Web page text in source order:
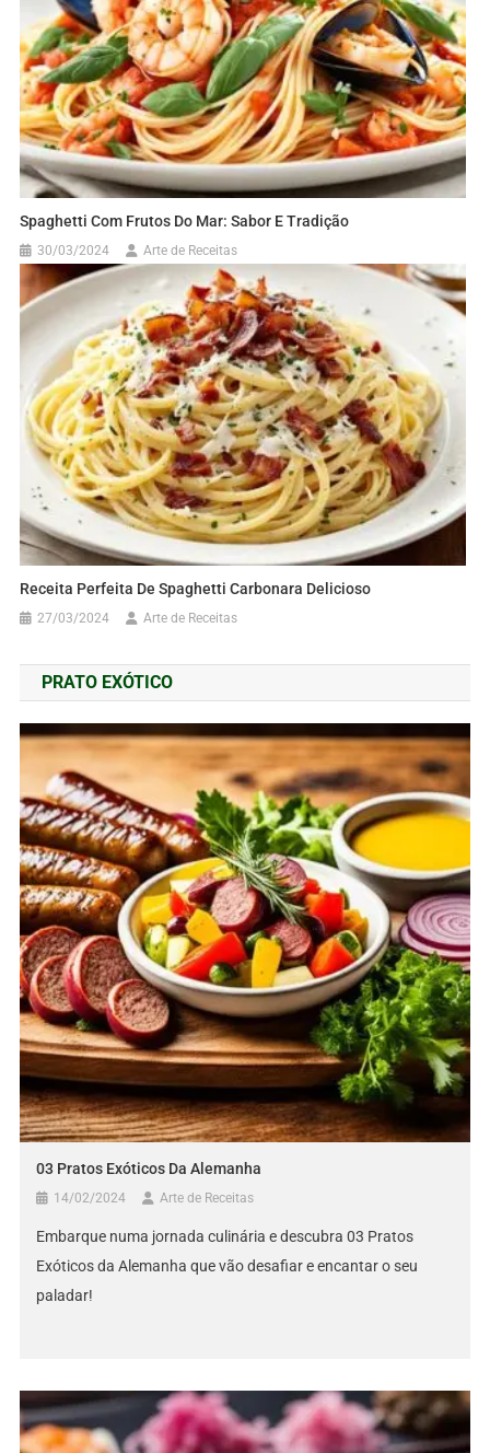
Spaghetti Com Frutos Do Mar: Sabor E Tradição
30/03/2024 Arte de Receitas
Receita Perfeita De Spaghetti Carbonara Delicioso
27/03/2024 Arte de Receitas
PRATO EXÓTICO
03 Pratos Exóticos Da Alemanha
14/02/2024 Arte de Receitas
Embarque numa jornada culinária e descubra 03 Pratos
Exóticos da Alemanha que vão desafiar e encantar o seu
paladar!